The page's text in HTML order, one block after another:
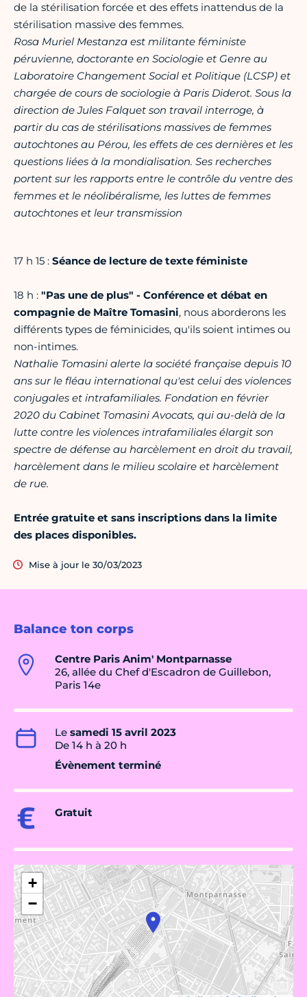
Balance ton corps
Centre Paris Anim' Montparnasse
26, allée du Chef d'Escadron de Guillebon,
Paris 14e
Le samedi 15 avril 2023
De 14 h à 20 h
Évènement terminé
Gratuit
+
−
de la stérilisation forcée et des effets inattendus de la
stérilisation massive des femmes.
Rosa Muriel Mestanza est militante féministe
péruvienne, doctorante en Sociologie et Genre au
Laboratoire Changement Social et Politique (LCSP) et
chargée de cours de sociologie à Paris Diderot. Sous la
direction de Jules Falquet son travail interroge, à
partir du cas de stérilisations massives de femmes
autochtones au Pérou, les effets de ces dernières et les
questions liées à la mondialisation. Ses recherches
portent sur les rapports entre le contrôle du ventre des
femmes et le néolibéralisme, les luttes de femmes
autochtones et leur transmission
17 h 15 : Séance de lecture de texte féministe
18 h : "Pas une de plus" - Conférence et débat en
compagnie de Maître Tomasini, nous aborderons les
différents types de féminicides, qu'ils soient intimes ou
non-intimes.
Nathalie Tomasini alerte la société française depuis 10
ans sur le fléau international qu'est celui des violences
conjugales et intrafamiliales. Fondation en février
2020 du Cabinet Tomasini Avocats, qui au-delà de la
lutte contre les violences intrafamiliales élargit son
spectre de défense au harcèlement en droit du travail,
harcèlement dans le milieu scolaire et harcèlement
de rue.
Entrée gratuite et sans inscriptions dans la limite
des places disponibles.
Mise à jour le 30/03/2023